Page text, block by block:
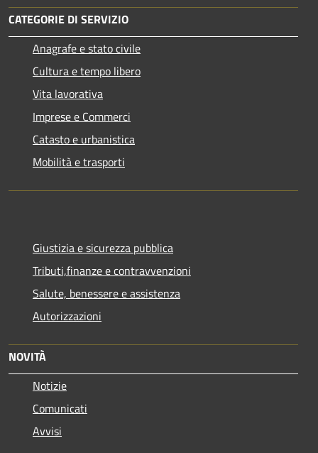
CATEGORIE DI SERVIZIO
Anagrafe e stato civile
Cultura e tempo libero
Vita lavorativa
Imprese e Commerci
Catasto e urbanistica
Mobilità e trasporti
Giustizia e sicurezza pubblica
Tributi,finanze e contravvenzioni
Salute, benessere e assistenza
Autorizzazioni
NOVITÀ
Notizie
Comunicati
Avvisi